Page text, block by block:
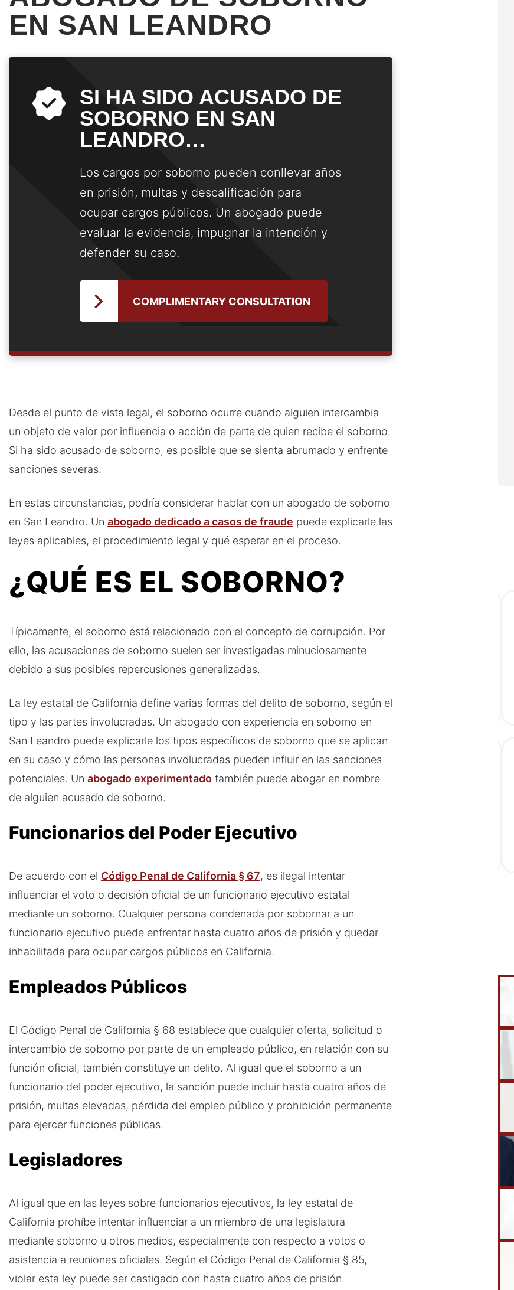
EN SAN LEANDRO
SI HA SIDO ACUSADO DE
SOBORNO EN SAN
LEANDRO…
Los cargos por soborno pueden conllevar años
en prisión, multas y descalificación para
ocupar cargos públicos. Un abogado puede
evaluar la evidencia, impugnar la intención y
defender su caso.
COMPLIMENTARY CONSULTATION
Desde el punto de vista legal, el soborno ocurre cuando alguien intercambia
un objeto de valor por influencia o acción de parte de quien recibe el soborno.
Si ha sido acusado de soborno, es posible que se sienta abrumado y enfrente
sanciones severas.
En estas circunstancias, podría considerar hablar con un abogado de soborno
en San Leandro. Un abogado dedicado a casos de fraude puede explicarle las
leyes aplicables, el procedimiento legal y qué esperar en el proceso.
¿QUÉ ES EL SOBORNO?
Típicamente, el soborno está relacionado con el concepto de corrupción. Por
ello, las acusaciones de soborno suelen ser investigadas minuciosamente
debido a sus posibles repercusiones generalizadas.
La ley estatal de California define varias formas del delito de soborno, según el
tipo y las partes involucradas. Un abogado con experiencia en soborno en
San Leandro puede explicarle los tipos específicos de soborno que se aplican
en su caso y cómo las personas involucradas pueden influir en las sanciones
potenciales. Un abogado experimentado también puede abogar en nombre
de alguien acusado de soborno.
Funcionarios del Poder Ejecutivo
De acuerdo con el Código Penal de California § 67, es ilegal intentar
influenciar el voto o decisión oficial de un funcionario ejecutivo estatal
mediante un soborno. Cualquier persona condenada por sobornar a un
funcionario ejecutivo puede enfrentar hasta cuatro años de prisión y quedar
inhabilitada para ocupar cargos públicos en California.
Empleados Públicos
El Código Penal de California § 68 establece que cualquier oferta, solicitud o
intercambio de soborno por parte de un empleado público, en relación con su
función oficial, también constituye un delito. Al igual que el soborno a un
funcionario del poder ejecutivo, la sanción puede incluir hasta cuatro años de
prisión, multas elevadas, pérdida del empleo público y prohibición permanente
para ejercer funciones públicas.
Legisladores
Al igual que en las leyes sobre funcionarios ejecutivos, la ley estatal de
California prohíbe intentar influenciar a un miembro de una legislatura
mediante soborno u otros medios, especialmente con respecto a votos o
asistencia a reuniones oficiales. Según el Código Penal de California § 85,
violar esta ley puede ser castigado con hasta cuatro años de prisión.